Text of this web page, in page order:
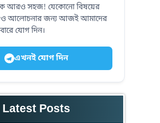
আরও সহজ! যেকোনো বিষয়ের
ও আলোচনার জন্য আজই আমাদের
যোগ দিন।
এখনই যোগ দিন
Latest Posts